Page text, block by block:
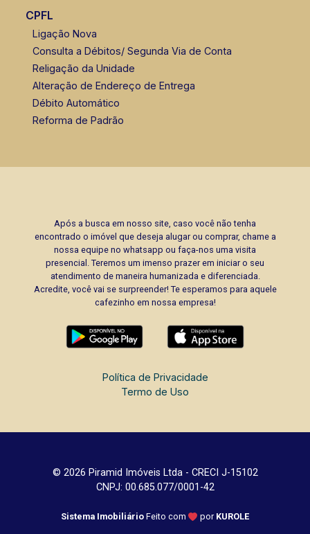
CPFL
Ligação Nova
Consulta a Débitos/ Segunda Via de Conta
Religação da Unidade
Alteração de Endereço de Entrega
Débito Automático
Reforma de Padrão
Após a busca em nosso site, caso você não tenha
encontrado o imóvel que deseja alugar ou comprar, chame a
nossa equipe no whatsapp ou faça-nos uma visita
presencial. Teremos um imenso prazer em iniciar o seu
atendimento de maneira humanizada e diferenciada.
Acredite, você vai se surpreender! Te esperamos para aquele
cafezinho em nossa empresa!
Política de Privacidade
Termo de Uso
© 2026 Piramid Imóveis Ltda - CRECI J-15102
CNPJ: 00.685.077/0001-42
Sistema Imobiliário Feito com por KUROLE